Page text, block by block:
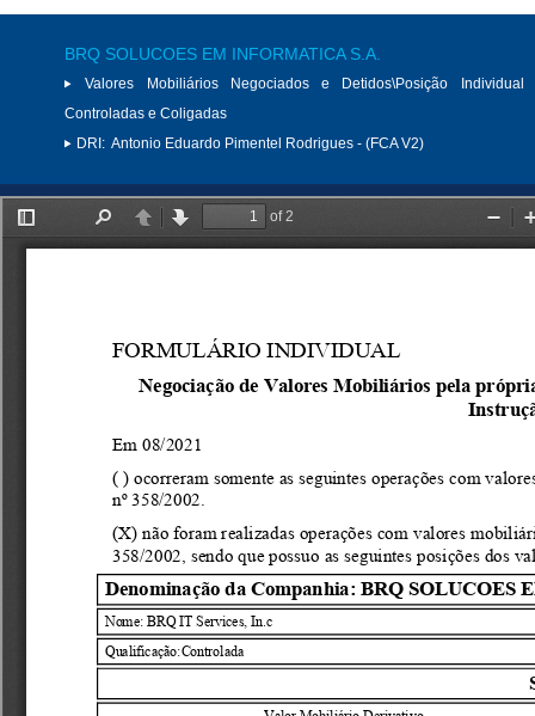
BRQ SOLUCOES EM INFORMATICA S.A.
Valores Mobiliários Negociados e Detidos\Posição
Controladas e Coligadas
DRI: Antonio Eduardo Pimentel Rodrigues - (FCA V2)